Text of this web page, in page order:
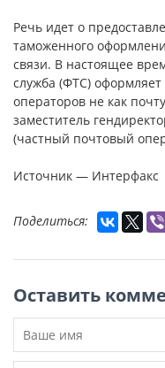
Речь идет о
таможенного
связи. В настоящее
служба (ФТС)
операторов не как
заместитель
(частный почтовый
Источник — Интерфакс
Поделиться:
Оставить